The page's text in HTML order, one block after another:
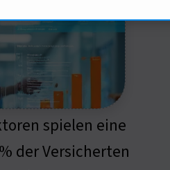
spielen eine
der Versicherten